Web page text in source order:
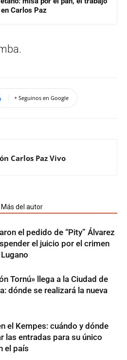
Carlos Paz
+ Seguinos en Google
Carlos Paz Vivo
Más del autor
el pedido de “Pity” Álvarez
el juicio por el crimen
Tornú» llega a la Ciudad de
dónde se realizará la nueva
el Kempes: cuándo y dónde
las entradas para su único
el país